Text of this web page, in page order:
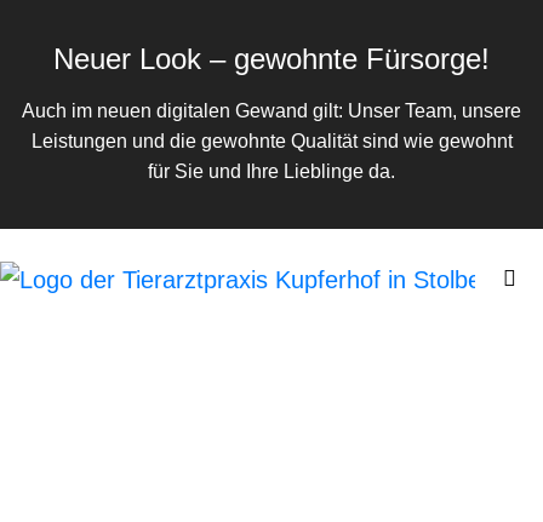
Neuer Look – gewohnte Fürsorge!
Auch im neuen digitalen Gewand gilt: Unser Team, unsere
Leistungen und die gewohnte Qualität sind wie gewohnt
für Sie und Ihre Lieblinge da.